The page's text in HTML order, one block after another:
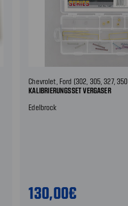
Chevrolet, Ford (302, 305, 327,
KALIBRIERUNGSSET VERGASER
Edelbrock
130,00€